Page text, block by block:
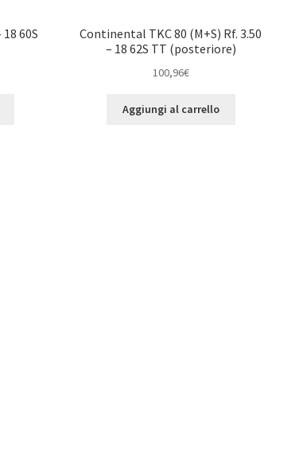
60S
Continental TKC 80 (M+S) Rf. 3.50
– 18 62S TT (posteriore)
100,96€
Aggiungi al carrello